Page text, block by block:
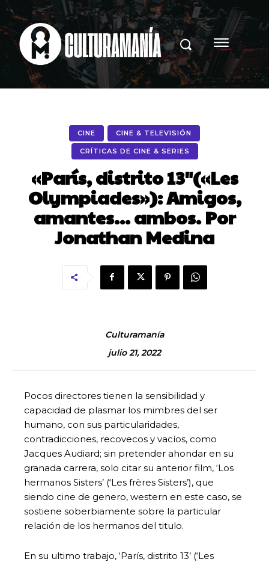
CINE CINE & TELEVISIÓN
CRÍTICAS DE CINE & SERIES
«París, distrito 13″(«Les
Olympiades»): Amigos,
amantes… ambos. Por
Jonathan Medina
Culturamanía
julio 21, 2022
Pocos directores tienen la sensibilidad y
capacidad de plasmar los mimbres del ser
humano, con sus particularidades,
contradicciones, recovecos y vacíos, como
Jacques Audiard; sin pretender ahondar en su
granada carrera, solo citar su anterior film, ‘Los
hermanos Sisters’ (‘Les frères Sisters’), que
siendo cine de genero, western en este caso, se
sostiene soberbiamente sobre la particular
relación de los hermanos del titulo.
En su ultimo trabajo, ‘París, distrito 13’ (‘Les